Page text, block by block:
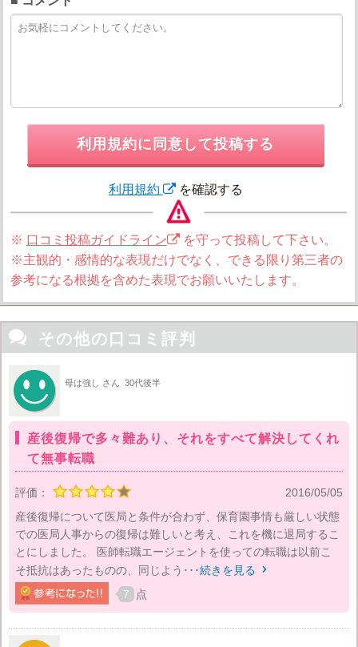
利用規約に同意して投稿する
利用規約 を確認する
※ 口コミ投稿ガイドライン
を守って投稿して下さい。
※主観的・感情的な表現だけでなく、できる限り第三者の
参考になる根拠を含めた表現でお願いいたします。
 その他の口コミ評判
母は強し さん 30代後半
産後復帰で多々難あり、それをすべて解決してくれ
て無事転職
評価：
2016/05/05
産後復帰について医局と条件が合わず、保育園事情も厳しい状態
での医局人事からの復帰は難しいと考え、これを機に退局するこ
とにしました。 医師転職エージェントを使っての転職は以前こ
そ抵抗はあったものの、同じよう･･･続きを見る 
7 点